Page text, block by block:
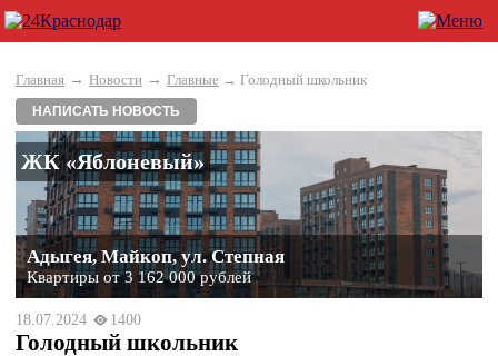
Главная → Новости → Главные → Голодный школьник
НАПИСАТЬ НОВОСТЬ
ЖК «Яблоневый»
Адыгея, Майкоп, ул. Степная
Квартиры от 3 162 000 рублей
18.07.2024 1400
Голодный школьник